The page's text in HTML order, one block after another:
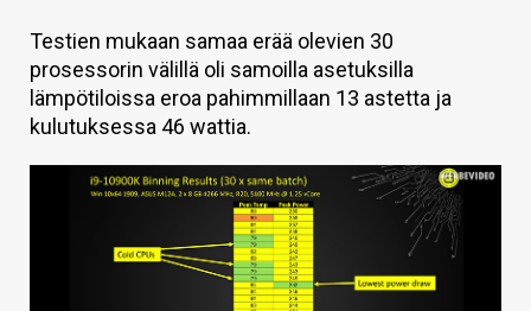
KAUPPA
VAIHDA TEEMA
Testien mukaan samaa erää olevien 30
prosessorin välillä oli samoilla asetuksilla
lämpötiloissa eroa pahimmillaan 13 astetta ja
kulutuksessa 46 wattia.